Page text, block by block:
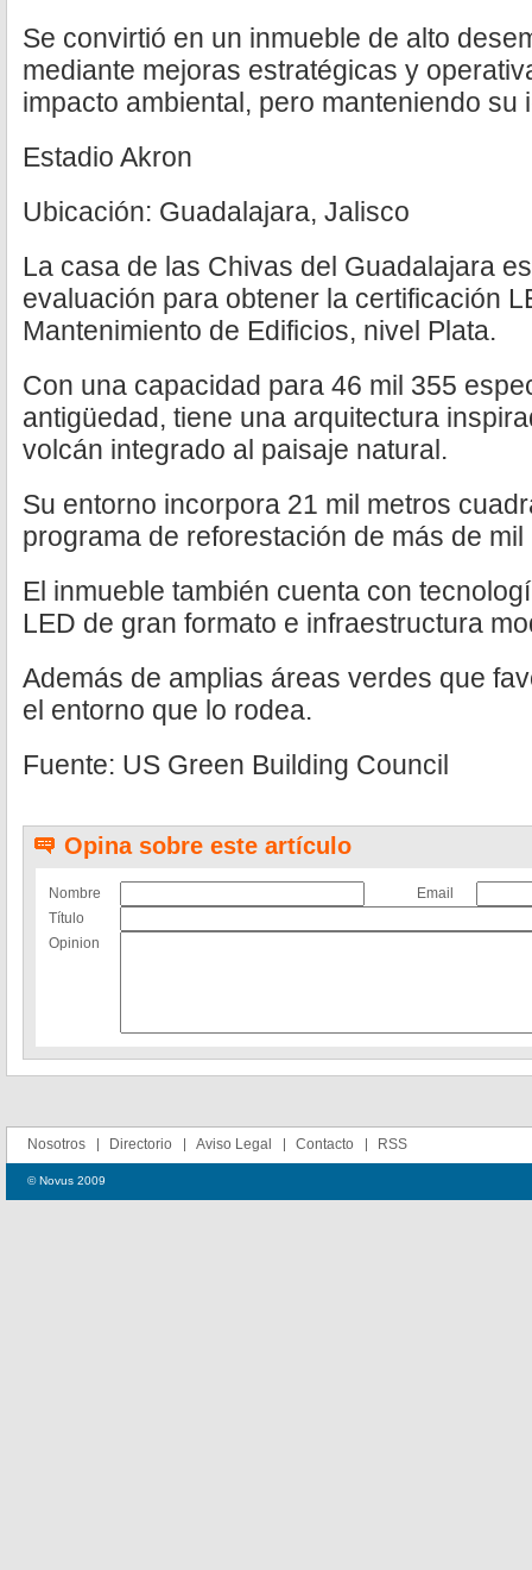
Se convirtió en un inmueble de alto
mediante mejoras estratégicas y
impacto ambiental, pero manteniendo su
Estadio Akron
Ubicación: Guadalajara, Jalisco
La casa de las Chivas del Guadalajara
evaluación para obtener la certificación
Mantenimiento de Edificios, nivel Plata.
Con una capacidad para 46 mil 355
antigüedad, tiene una arquitectura
volcán integrado al paisaje natural.
Su entorno incorpora 21 mil metros
programa de reforestación de más de
El inmueble también cuenta con
LED de gran formato e infraestructura
Además de amplias áreas verdes que
el entorno que lo rodea.
Fuente: US Green Building Council
Opina sobre este artículo
Nombre
Email
Título
Opinion
Nosotros Directorio Aviso Legal Contacto RSS
© Novus 2009